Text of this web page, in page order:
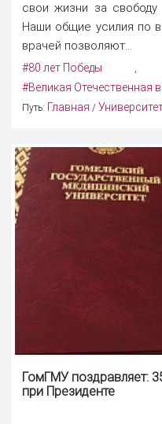
свои жизни за
Наши общие усилия по
врачей позволяют...
#80 лет Победы
#Великая Отечественная
Путь: Главная /
ГомГМУ поздравляет:
при Президенте